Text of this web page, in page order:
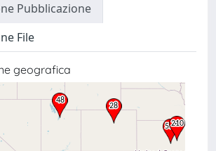
Pubblicazione
File
geografica